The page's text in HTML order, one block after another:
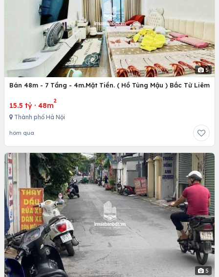
5
Bán 48m - 7 Tầng - 4m.Mặt Tiền. ( Hồ Tùng Mậu ) Bắc Từ Liêm
15.5 tỷ · 48m
2
Thành phố Hà Nội
hôm qua
5